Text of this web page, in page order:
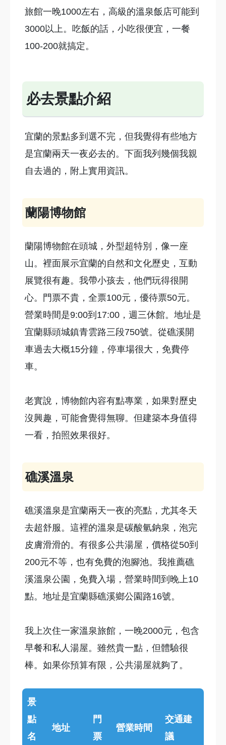
旅館一晚1000左右，高級的溫泉飯店可能到
3000以上。吃飯的話，小吃很便宜，一餐
100-200就搞定。
必去景點介紹
宜蘭的景點多到選不完，但我覺得有些地方
是宜蘭兩天一夜必去的。下面我列幾個我親
自去過的，附上實用資訊。
蘭陽博物館
蘭陽博物館在頭城，外型超特別，像一座
山。裡面展示宜蘭的自然和文化歷史，互動
展覽很有趣。我帶小孩去，他們玩得很開
心。門票不貴，全票100元，優待票50元。
營業時間是9:00到17:00，週三休館。地址是
宜蘭縣頭城鎮青雲路三段750號。從礁溪開
車過去大概15分鐘，停車場很大，免費停
車。
老實說，博物館內容有點專業，如果對歷史
沒興趣，可能會覺得無聊。但建築本身值得
一看，拍照效果很好。
礁溪溫泉
礁溪溫泉是宜蘭兩天一夜的亮點，尤其冬天
去超舒服。這裡的溫泉是碳酸氫鈉泉，泡完
皮膚滑滑的。有很多公共湯屋，價格從50到
200元不等，也有免費的泡腳池。我推薦礁
溪溫泉公園，免費入場，營業時間到晚上10
點。地址是宜蘭縣礁溪鄉公園路16號。
我上次住一家溫泉旅館，一晚2000元，包含
早餐和私人湯屋。雖然貴一點，但體驗很
棒。如果你預算有限，公共湯屋就夠了。
景
點
名
地址
門
票
營業時間
交通建
議